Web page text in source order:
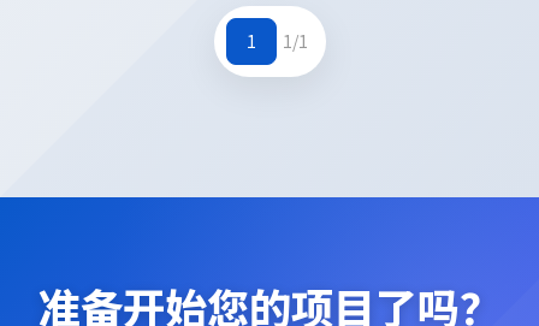
1 1/1
准备开始您的项目了吗？